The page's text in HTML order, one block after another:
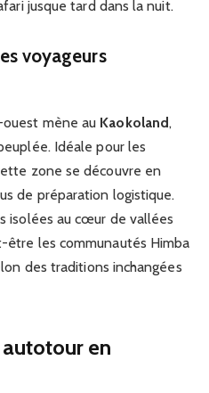
jusque tard dans la nuit.
voyageurs
mène au Kaokoland,
Idéale pour les
zone se découvre en
de préparation logistique.
isolées au cœur de vallées
les communautés Himba
des traditions inchangées
en